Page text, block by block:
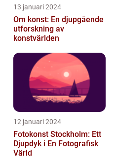
13 januari 2024
Om konst: En djupgående
utforskning av
konstvärlden
12 januari 2024
Fotokonst Stockholm: Ett
Djupdyk i En Fotografisk
Värld